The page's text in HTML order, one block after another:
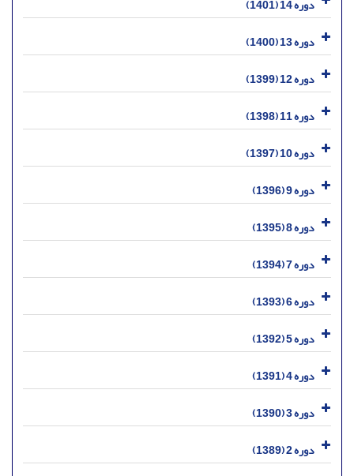
دوره 14 (1401)
دوره 13 (1400)
دوره 12 (1399)
دوره 11 (1398)
دوره 10 (1397)
دوره 9 (1396)
دوره 8 (1395)
دوره 7 (1394)
دوره 6 (1393)
دوره 5 (1392)
دوره 4 (1391)
دوره 3 (1390)
دوره 2 (1389)